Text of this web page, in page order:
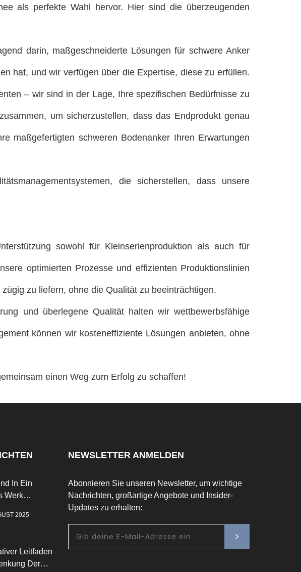
als perfekte Wahl hervor. Hier sind die überzeugenden
darin, maßgeschneiderte Lösungen für schwere Anker
hat, und wir verfügen über die Expertise, diese zu erfüllen.
– wir sind in der Lage, Ihre spezifischen Bedürfnisse zu
um sicherzustellen, dass das Endprodukt genau
maßgefertigten schweren Bodenanker Ihren Erwartungen
die sicherstellen, dass unsere
sowohl für Kleinserienproduktion als auch für
optimierten Prozesse und effizienten Produktionslinien
zu liefern, ohne die Qualität zu beeinträchtigen.
und überlegene Qualität halten wir wettbewerbsfähige
können wir kosteneffiziente Lösungen anbieten, ohne
einen Weg zum Erfolg zu schaffen!
In Ein
Werk
Fortschritt
2025
Leitfaden
Der
NEWSLETTER ANMELDEN
Abonnieren Sie unseren Newsletter, um wichtige
Nachrichten, großartige Angebote und Insider-
Updates zu erhalten: